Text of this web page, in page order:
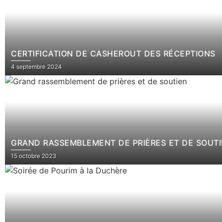
CERTIFICATION DE CASHEROUT DES RÉCEPTIONS
4 septembre 2024
GRAND RASSEMBLEMENT DE PRIÈRES ET DE
15 octobre 2023